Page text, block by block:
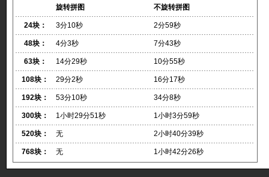
旋转拼图
不旋转拼图
24块： 3分10秒 2分59秒
48块： 4分3秒 7分43秒
63块： 14分29秒 10分55秒
108块： 29分2秒 16分17秒
192块： 53分10秒 34分8秒
300块： 1小时29分51秒 1小时3分59秒
520块： 无 2小时40分39秒
768块： 无 1小时42分26秒